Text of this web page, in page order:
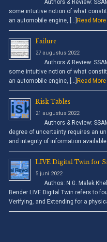
Authors & Review:
some intuitive notion of what
an automobile engine, […] Read More
Failure
27 augustus 2022
Authors & Review:
some intuitive notion of what
an automobile engine, […] Read More
Risk Tables
21 augustus 2022
Authors & Review:
degree of uncertainty requires an
and integrity of information
LIVE Digital Twin for
5 juni 2022
Authos: N.G. Malek
Bender LIVE Digital Twin refers to
Verifying, and Extending for a